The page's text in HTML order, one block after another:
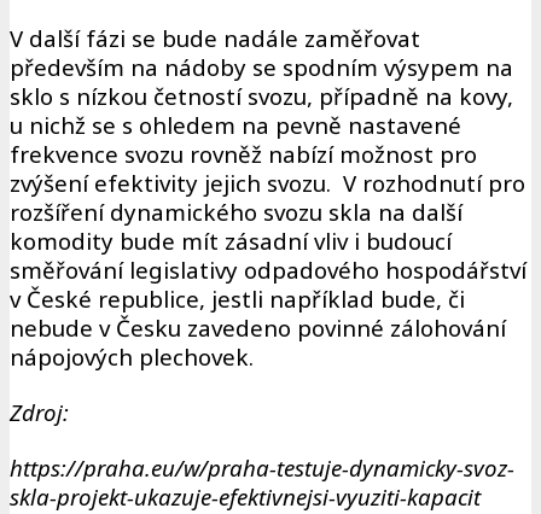
V další fázi se bude nadále zaměřovat
především na nádoby se spodním výsypem na
sklo s nízkou četností svozu, případně na kovy,
u nichž se s ohledem na pevně nastavené
frekvence svozu rovněž nabízí možnost pro
zvýšení efektivity jejich svozu. V rozhodnutí pro
rozšíření dynamického svozu skla na další
komodity bude mít zásadní vliv i budoucí
směřování legislativy odpadového hospodářství
v České republice, jestli například bude, či
nebude v Česku zavedeno povinné zálohování
nápojových plechovek.
Zdroj:
https://praha.eu/w/praha-testuje-dynamicky-svoz-
skla-projekt-ukazuje-efektivnejsi-vyuziti-kapacit